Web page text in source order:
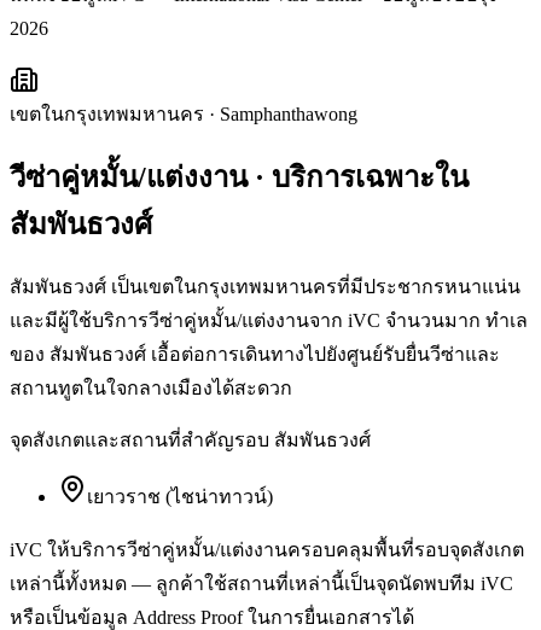
2026
เขตในกรุงเทพมหานคร · Samphanthawong
วีซ่าคู่หมั้น/แต่งงาน· บริการเฉพาะใน
สัมพันธวงศ์
สัมพันธวงศ์ เป็นเขตในกรุงเทพมหานครที่มีประชากรหนาแน่น
และมีผู้ใช้บริการวีซ่าคู่หมั้น/แต่งงานจาก iVC จำนวนมาก ทำเล
ของ สัมพันธวงศ์ เอื้อต่อการเดินทางไปยังศูนย์รับยื่นวีซ่าและ
สถานทูตในใจกลางเมืองได้สะดวก
จุดสังเกตและสถานที่สำคัญรอบ สัมพันธวงศ์
เยาวราช (ไชน่าทาวน์)
iVC ให้บริการวีซ่าคู่หมั้น/แต่งงานครอบคลุมพื้นที่รอบจุดสังเกต
เหล่านี้ทั้งหมด — ลูกค้าใช้สถานที่เหล่านี้เป็นจุดนัดพบทีม iVC
หรือเป็นข้อมูล Address Proof ในการยื่นเอกสารได้